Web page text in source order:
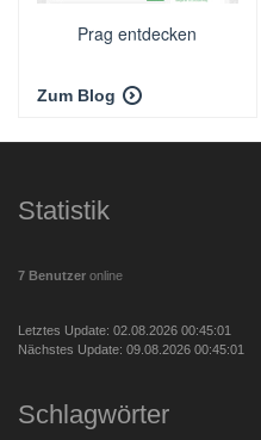
Prag entdecken
Zum Blog
Statistik
7 Benutzer online
Letztes Update: 02.08.2026 00:45:01
Nächstes Update: 09.08.2026 00:45:01
Schlagwörter